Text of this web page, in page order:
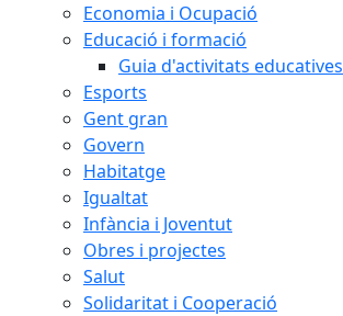
Economia i Ocupació
Educació i formació
Guia d'activitats educatives
Esports
Gent gran
Govern
Habitatge
Igualtat
Infància i Joventut
Obres i projectes
Salut
Solidaritat i Cooperació